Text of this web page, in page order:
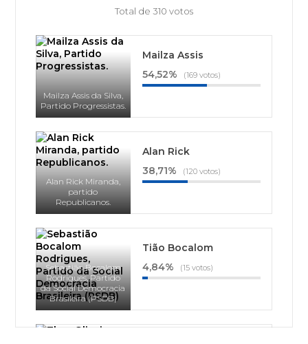
Total de 310 votos
Mailza Assis da Silva,
Partido Progressistas.
Mailza Assis
54,52%
(169 votos)
Alan Rick Miranda,
partido
Republicanos.
Alan Rick
38,71%
(120 votos)
Sebastião Bocalom
Rodrigues, Partido
da Social Democracia
Brasileira (PSDB)
Tião Bocalom
4,84%
(15 votos)